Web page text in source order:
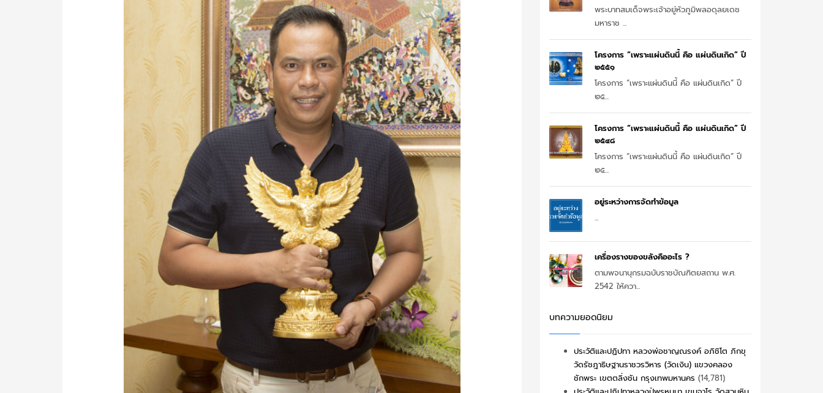
พระบาทสมเด็จพระเจ้าอยู่หัวภูมิพลอดุลยเดช
มหาราช ...
โครงการ “เพราะแผ่นดินนี้ คือ แผ่นดินเกิด” ปี
๒๕๕๑
โครงการ “เพราะแผ่นดินนี้ คือ แผ่นดินเกิด” ปี
๒๕...
โครงการ “เพราะแผ่นดินนี้ คือ แผ่นดินเกิด” ปี
๒๕๔๘
โครงการ “เพราะแผ่นดินนี้ คือ แผ่นดินเกิด” ปี
๒๕...
อยู่ระหว่างการจัดทำข้อมูล
...
เครื่องรางของขลังคืออะไร ?
ตามพจนานุกรมฉบับราชบัณฑิตยสถาน พ.ศ.
2542 ให้ควา...
บทความยอดนิยม
ประวัติและปฏิปทา หลวงพ่อชาญณรงค์ อภิชิโต ภิกขุ
วัดรัชฎาธิษฐานราชวรวิหาร (วัดเงิน) แขวงคลอง
ชักพระ เขตตลิ่งชัน กรุงเทพมหานคร (14,781)